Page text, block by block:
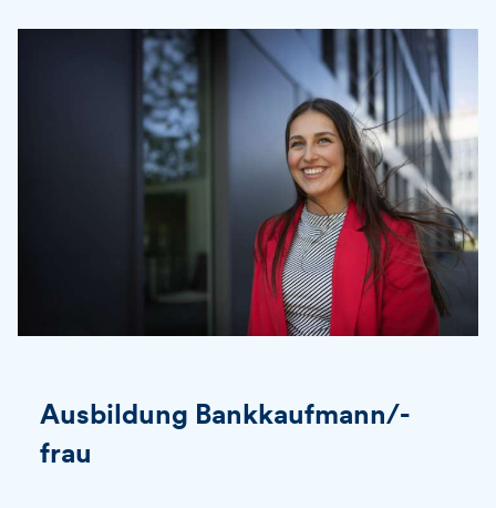
Ausbildung Bankkaufmann/-
frau